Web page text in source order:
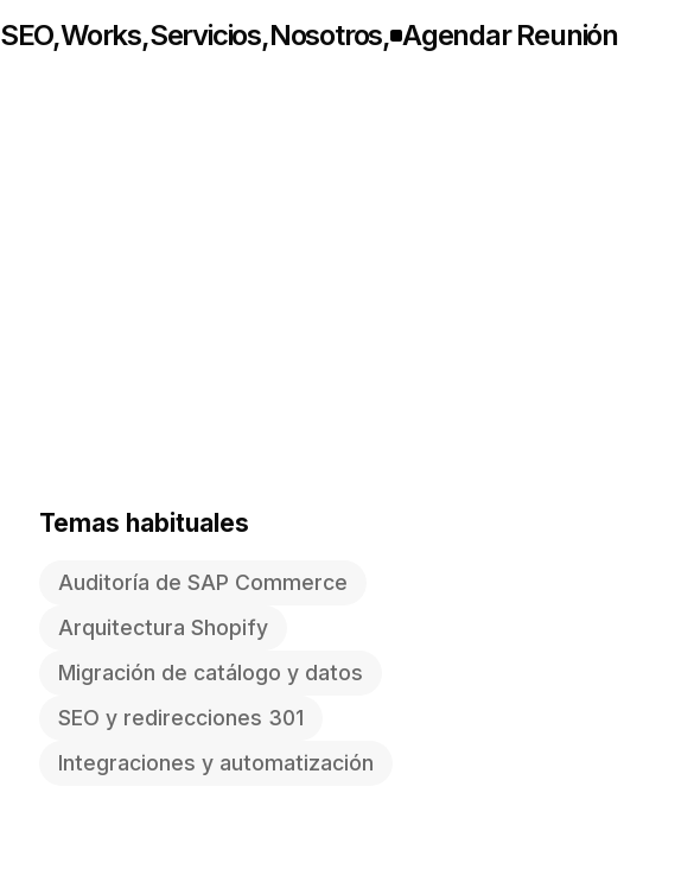
SEO,Works,Servicios,Nosotros, Agendar Reunión
Temas habituales
Auditoría de SAP Commerce
Arquitectura Shopify
Migración de catálogo y datos
SEO y redirecciones 301
Integraciones y automatización